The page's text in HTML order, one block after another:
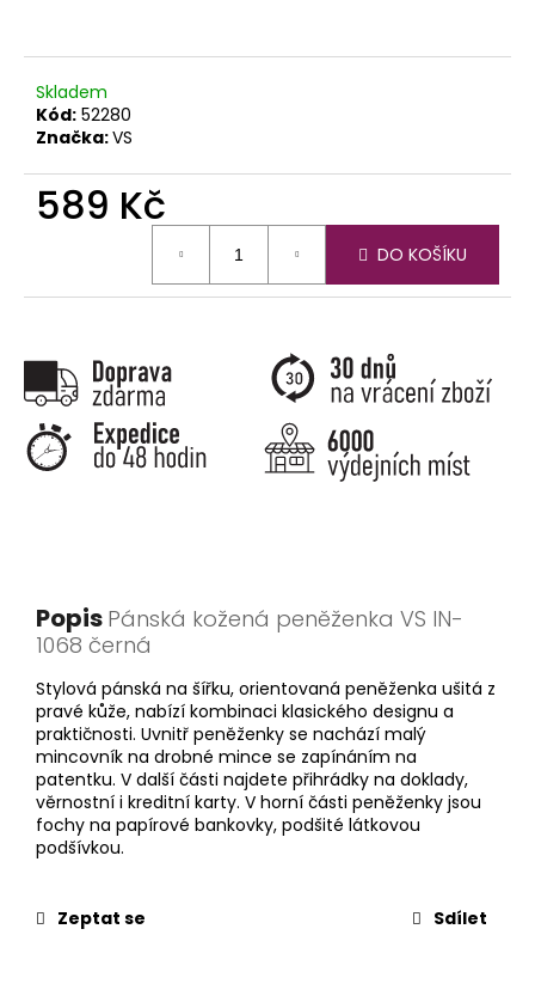
Skladem
Kód: 52280
Značka:VS
589 Kč
DO KOŠÍKU
Popis Pánská kožená peněženka VS IN-
1068 černá
Stylová pánská na šířku, orientovaná peněženka ušitá z
pravé kůže, nabízí kombinaci klasického designu a
praktičnosti. Uvnitř peněženky se nachází malý
mincovník na drobné mince se zapínáním na
patentku. V další části najdete přihrádky na doklady,
věrnostní i kreditní karty. V horní části peněženky jsou
fochy na papírové bankovky, podšité látkovou
podšívkou.
Zeptat se Sdílet
e